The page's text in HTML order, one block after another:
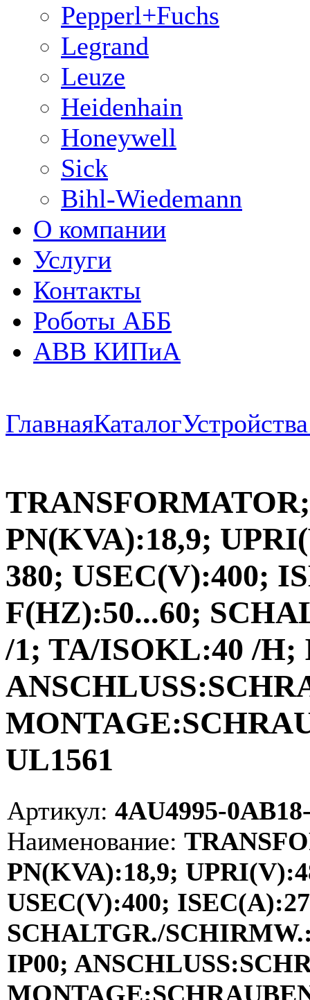
Pepperl+Fuchs
Legrand
Leuze
Heidenhain
Honeywell
Sick
Bihl-Wiedemann
О компании
Услуги
Контакты
Роботы АББ
ABB КИПиА
ГлавнаяКаталог
PN(KVA):18,9;
380; USEC(V):400;
F(HZ):50...60;
/1; TA/ISOKL:40 /H;
UL1561
Артикул: 4AU4995-
Наименование:
PN(KVA):18,9;
USEC(V):400;
SCHALTGR./
IP00;